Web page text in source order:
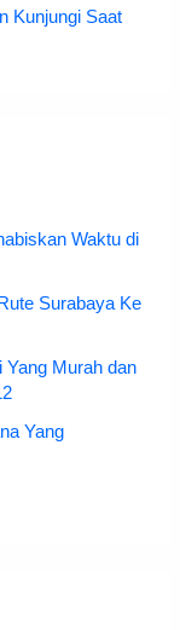
Kunjungi Saat
Waktu di
Surabaya Ke
Yang Murah dan
Yang